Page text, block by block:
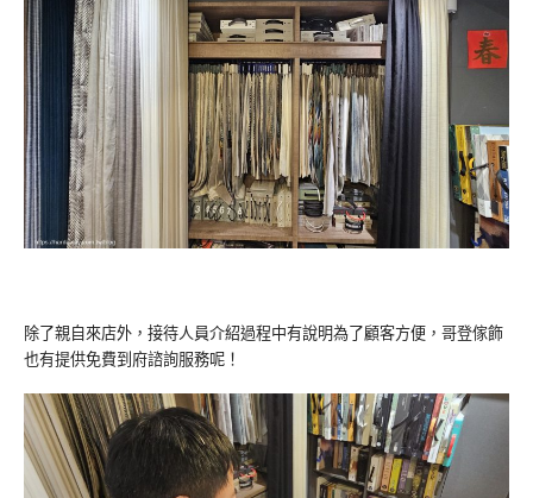
除了親自來店外，接待人員介紹過程中有說明為了顧客方便，哥登傢飾
也有提供免費到府諮詢服務呢！